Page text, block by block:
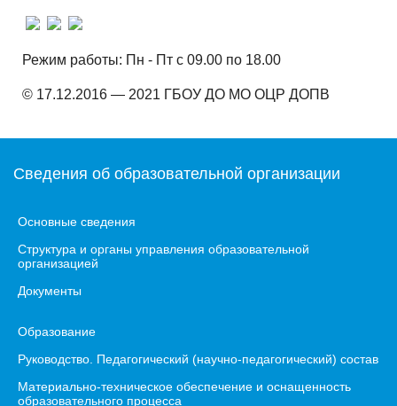
Режим работы: Пн - Пт с 09.00 по 18.00
© 17.12.2016 — 2021 ГБОУ ДО МО ОЦР ДОПВ
Сведения об образовательной организации
Основные сведения
Структура и органы управления образовательной
организацией
Документы
Образование
Руководство. Педагогический (научно-педагогический) состав
Материально-техническое обеспечение и оснащенность
образовательного процесса